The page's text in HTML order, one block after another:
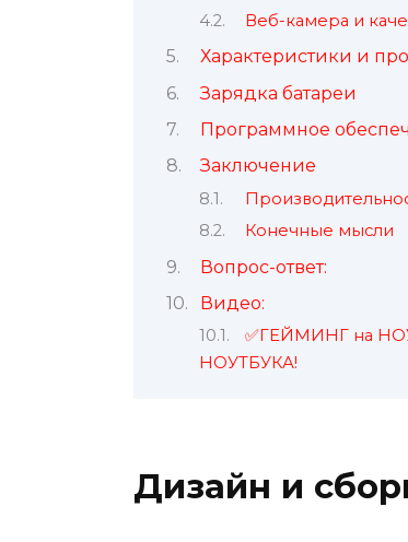
Веб-камера и
Характеристики и
Зарядка батареи
Программное
Заключение
Конечные мысли
Вопрос-ответ:
Видео:
✅ГЕЙМИНГ на
НОУТБУКА!
Дизайн и